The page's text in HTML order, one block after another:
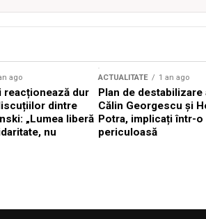
ago
reacționează dur
dintre
„Lumea liberă
nu
ACTUALITATE 1 an ago
Plan de destabilizare
Călin Georgescu și
Potra, implicați într-
periculoasă